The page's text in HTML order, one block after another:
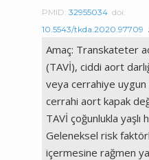
PMID:32955034 doi:
10.5543/tkda.2020.97709
Amaç: Transkateter
(TAVİ), ciddi aort
veya cerrahiye
cerrahi aort kapak
TAVİ çoğunlukla yaşlı
Geleneksel risk
içermesine rağmen